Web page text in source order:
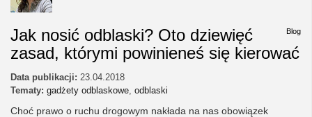
Blog
Jak nosić odblaski? Oto dziewięć
zasad, którymi powinieneś się kierować
Data publikacji: 23.04.2018
Tematy: gadżety odblaskowe, odblaski
Choć prawo o ruchu drogowym nakłada na nas obowiązek